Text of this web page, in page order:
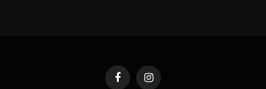
FacebookInstagram